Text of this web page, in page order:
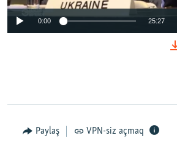
0:00 25:27
Paylaş VPN-siz açmaq